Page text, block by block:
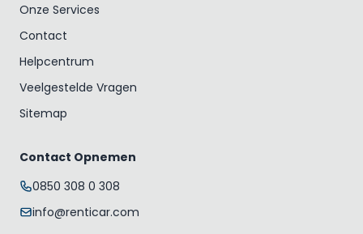
Onze Services
Contact
Helpcentrum
Veelgestelde Vragen
Sitemap
Contact Opnemen
0850 308 0 308
info@renticar.com